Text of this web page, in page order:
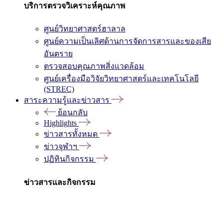
บริการตรวจวิเคราะห์คุณภาพ
ศูนย์วิทยาศาสตร์ฮาลาล
ศูนย์ความเป็นเลิศด้านการจัดการสารและของเสีย
อันตราย
ตรวจสอบคุณภาพสิ่งแวดล้อม
ศูนย์เครื่องมือวิจัยวิทยาศาสตร์และเทคโนโลยี
(STREC)
สาระความรู้และข่าวสาร
ย้อนกลับ
Highlights
ข่าวสารทั้งหมด
ข่าวจุฬาฯ
ปฏิทินกิจกรรม
ข่าวสารและกิจกรรม